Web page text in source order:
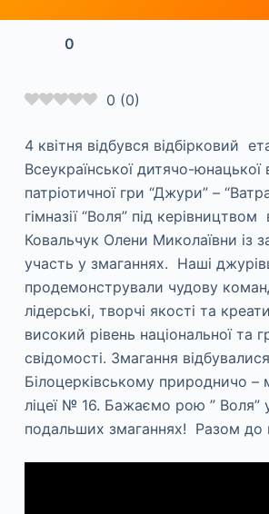
0
0 (0)
4 квітня відбувся відбірковий
Всеукраїнської дитячо-юнацької
патріотичної гри “Джури” –
гімназії “Воля” під
Ковальчук Олени Миколаївни із
участь у змаганнях. Наші
продемонстрували чудову
лідерські, творчі якості та
високий рівень національної та
свідомості. Змагання
Білоцерківському природничо –
ліцеї № 16. Бажаємо рою ” Воля”
подальших змаганнях! Разом до